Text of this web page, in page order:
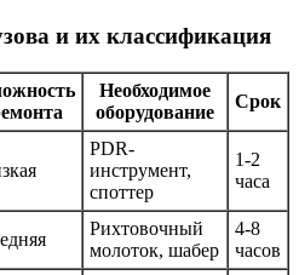
и их классификация
Необходимое
оборудование
Срок
PDR-
инструмент,
споттер
1-2
часа
Рихтовочный
молоток, шабер
4-8
часов